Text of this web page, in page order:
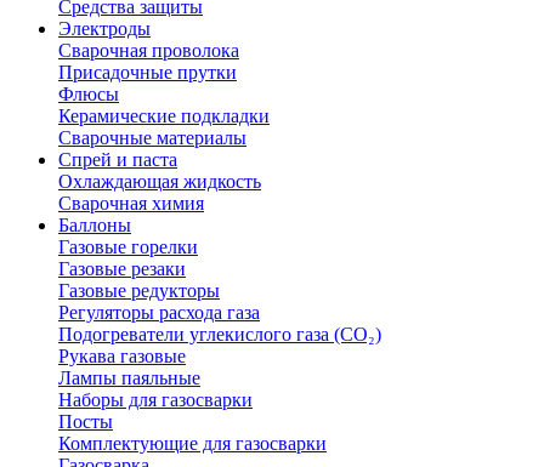
Средства защиты
Электроды
Сварочная проволока
Присадочные прутки
Флюсы
Керамические подкладки
Сварочные материалы
Спрей и паста
Охлаждающая жидкость
Сварочная химия
Баллоны
Газовые горелки
Газовые резаки
Газовые редукторы
Регуляторы расхода газа
Подогреватели углекислого газа (CO₂)
Рукава газовые
Лампы паяльные
Наборы для газосварки
Посты
Комплектующие для газосварки